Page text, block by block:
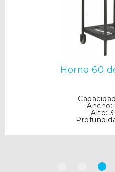
Horno 60
Ancho:
Alto: